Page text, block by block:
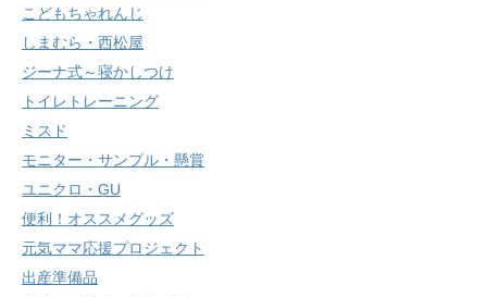
こどもちゃれんじ
しまむら・西松屋
ジーナ式～寝かしつけ
トイレトレーニング
ミスド
モニター・サンプル・懸賞
ユニクロ・GU
便利！オススメグッズ
元気ママ応援プロジェクト
出産準備品